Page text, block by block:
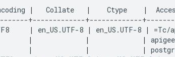
|   Collate   |    Ctype    |
+-------------+-------------
| en_US.UTF-8 | en_US.UTF-8 |
|             |             |
|             |             |